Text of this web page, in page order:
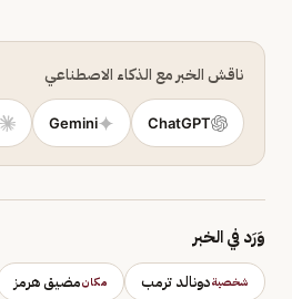
ناقش الخبر مع الذكاء الاصطناعي
ChatGPT
Gemini
وَرَد في الخبر
شخصيةدونالد ترمب مكانمضيق هرمز